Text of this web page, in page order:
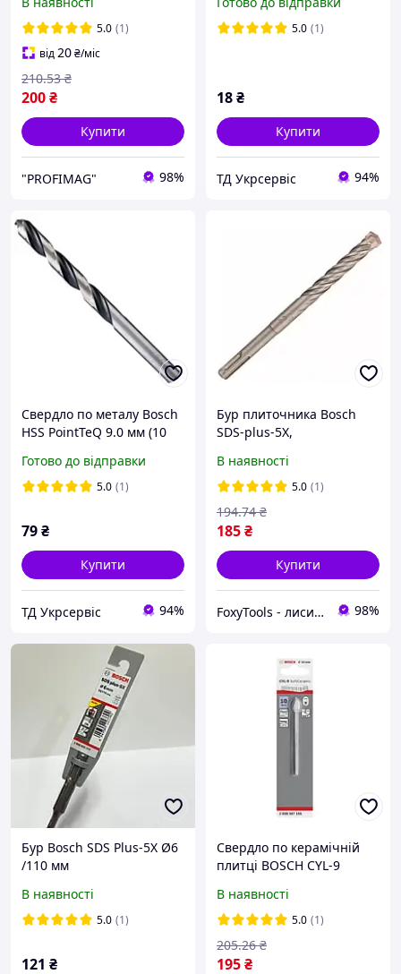
(2608587166)
5.0 (1)
від20₴/міс
200₴
210.53 ₴
Купити
"PROFIMAG" 98%
5.0 (1)
18₴
Купити
ТД Укрсервіс 94%
Свердло по металу Bosch
HSS PointTeQ 9.0 мм (10
Готово до відправки
5.0 (1)
79₴
Купити
ТД Укрсервіс 94%
Бур плиточника Bosch
SDS-plus-5X,
В наявності
5.0 (1)
185₴
194.74 ₴
Купити
FoxyTools - лисичка без інструменту не лишить! 98%
Бур Bosch SDS Plus-5X Ø6
/110 мм
В наявності
5.0 (1)
121 ₴
Свердло по керамічній
плитці BOSCH CYL-9
В наявності
5.0 (1)
195₴
205.26 ₴